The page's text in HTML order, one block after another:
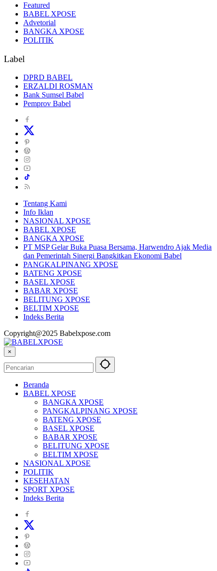
Featured
BABEL XPOSE
Advetorial
BANGKA XPOSE
POLITIK
Label
DPRD BABEL
ERZALDI ROSMAN
Bank Sumsel Babel
Pemprov Babel
Tentang Kami
Info Iklan
NASIONAL XPOSE
BABEL XPOSE
BANGKA XPOSE
PT MSP Gelar Buka Puasa Bersama, Harwendro Ajak Media
dan Pemerintah Sinergi Bangkitkan Ekonomi Babel
PANGKALPINANG XPOSE
BATENG XPOSE
BASEL XPOSE
BABAR XPOSE
BELITUNG XPOSE
BELTIM XPOSE
Indeks Berita
Copyright@2025 Babelxpose.com
×
Beranda
BABEL XPOSE
BANGKA XPOSE
PANGKALPINANG XPOSE
BATENG XPOSE
BASEL XPOSE
BABAR XPOSE
BELITUNG XPOSE
BELTIM XPOSE
NASIONAL XPOSE
POLITIK
KESEHATAN
SPORT XPOSE
Indeks Berita